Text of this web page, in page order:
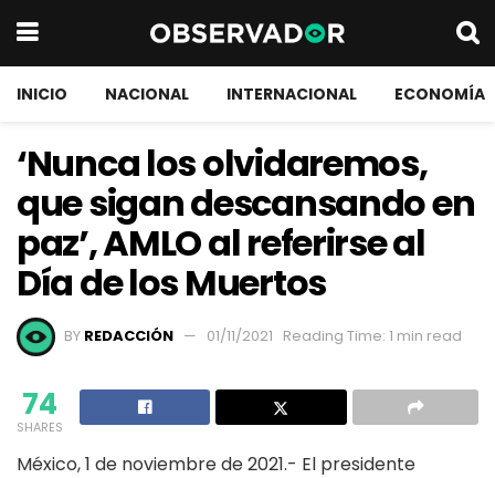
INICIO NACIONAL INTERNACIONAL ECONOMÍA
‘Nunca los olvidaremos,
que sigan descansando en
paz’, AMLO al referirse al
Día de los Muertos
BY REDACCIÓN 01/11/2021 Reading Time: 1 min read
74
SHARES
México, 1 de noviembre de 2021.- El presidente